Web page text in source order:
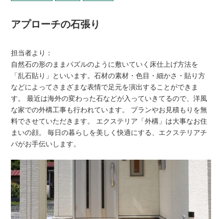
アプローチの石張り
担当者より：
自然石の形のままパズルのように敷いていく床仕上げ方法を
「乱石貼り」といいます。石材の素材・色目・細かさ・貼り方
などによってさまざまな表情で足元を演出することができま
す。 最近は海外の変わった石などが入っていきてるので、洋風
な家での外構工事も行われています。 プランやお見積もりを無
料でさせていただきます。 エクステリア「外構」は大事なお住
まいの顔。 毎日の暮らしを美しく快適にする、エクステリアチ
バがお手伝いします。